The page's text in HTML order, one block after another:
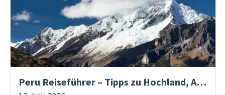
Peru Reiseführer – Tipps zu Hochland, Amazonas & Inka-Erbe